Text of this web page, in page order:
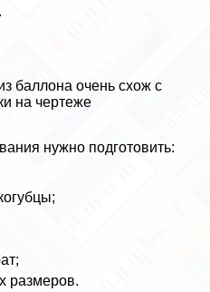
баллона очень схож с
на чертеже
нужно подготовить:
размеров.